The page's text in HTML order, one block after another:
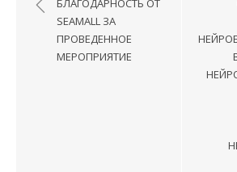
записям
БЛАГОДАРНОСТЬ ОТ
SEAMALL ЗА
ПРОВЕДЕННОЕ
МЕРОПРИЯТИЕ